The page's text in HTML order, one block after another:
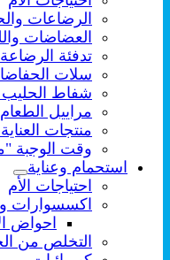
الرضاعات
العضاضات
تدفئة الرضاعة
سلات
شفاط
مراييل الطعام
منتجات
وقت الوجبة
استحمام وعناية
احتياجات الأم
اكسسوارات
احواض
التخلص من